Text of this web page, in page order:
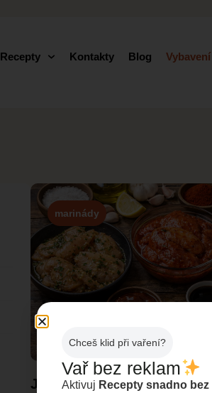
Recepty Kontakty Blog Vybavení
marinády
Jak správně naložit
Chceš klid při vaření?
Vař bez reklam
Aktivuj Recepty snadno bez